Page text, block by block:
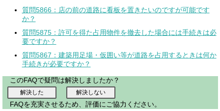
質問5866：店の前の道路に看板を置きたいのですが可能です
か？
質問5875：許可を得た占用物件を撤去した場合には手続きは必
要ですか？
質問5867：建築用足場・仮囲い等が道路を占用するときは何か
手続きが必要ですか？
このFAQで疑問は解決しましたか？
FAQを充実させるため、評価にご協力ください。